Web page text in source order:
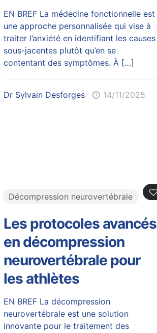
EN BREF La médecine fonctionnelle est
une approche personnalisée qui vise à
traiter l’anxiété en identifiant les causes
sous-jacentes plutôt qu’en se
contentant des symptômes. À […]
Dr Sylvain Desforges 14/11/2025
Décompression neurovertébrale
Les protocoles avancés
en décompression
neurovertébrale pour
les athlètes
EN BREF La décompression
neurovertébrale est une solution
innovante pour le traitement des